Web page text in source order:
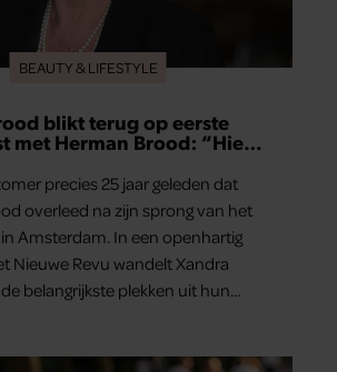
BEAUTY & LIFESTYLE
blikt terug op eerste
met Herman Brood: “Hier
precies 25 jaar geleden dat
overleed na zijn sprong van het
Amsterdam. In een openhartig
Nieuwe Revu wandelt Xandra
belangrijkste plekken uit hun